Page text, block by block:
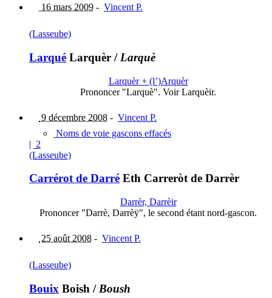
16 mars 2009 - Vincent P.
(Lasseube)
Larqué Larquèr / Larquè
Larquèr + (l’)Arquèr
Prononcer "Larquè". Voir Larquèir.
9 décembre 2008 - Vincent P.
Noms de voie gascons effacés
| 2
(Lasseube)
Carrérot de Darré Eth Carreròt de Darrèr
Darrèr, Darrèir
Prononcer "Darrè, Darrèÿ", le second étant nord-gascon.
25 août 2008 - Vincent P.
(Lasseube)
Bouix Boish / Boush